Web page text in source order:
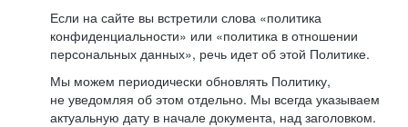
Если на сайте вы встретили слова «политика
конфиденциальности» или «политика в отношении
персональных данных», речь идет об этой Политике.
Мы можем периодически обновлять Политику,
не уведомляя об этом отдельно. Мы всегда указываем
актуальную дату в начале документа, над заголовком.